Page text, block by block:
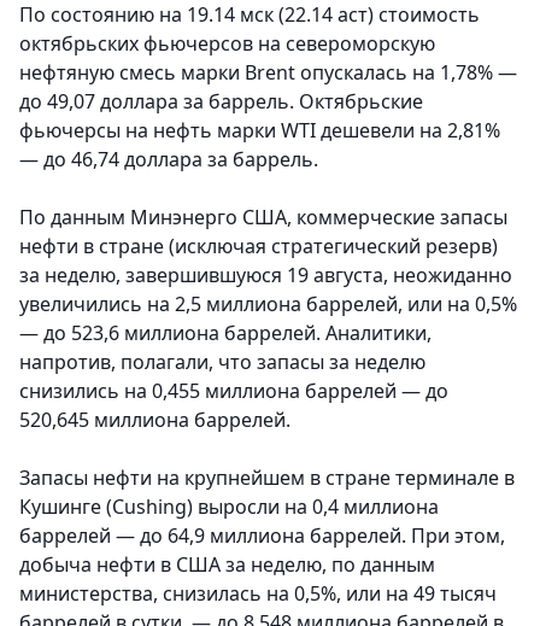
По состоянию на 19.14 мск (22.14 аст) стоимость
октябрьских фьючерсов на североморскую
нефтяную смесь марки Brent опускалась на 1,78% —
до 49,07 доллара за баррель. Октябрьские
фьючерсы на нефть марки WTI дешевели на 2,81%
— до 46,74 доллара за баррель.
По данным Минэнерго США, коммерческие запасы
нефти в стране (исключая стратегический резерв)
за неделю, завершившуюся 19 августа, неожиданно
увеличились на 2,5 миллиона баррелей, или на 0,5%
— до 523,6 миллиона баррелей. Аналитики,
напротив, полагали, что запасы за неделю
снизились на 0,455 миллиона баррелей — до
520,645 миллиона баррелей.
Запасы нефти на крупнейшем в стране терминале в
Кушинге (Cushing) выросли на 0,4 миллиона
баррелей — до 64,9 миллиона баррелей. При этом,
добыча нефти в США за неделю, по данным
министерства, снизилась на 0,5%, или на 49 тысяч